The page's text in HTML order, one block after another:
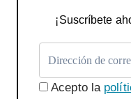
¡Suscríbete
Acepto la